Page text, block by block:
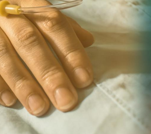
La sieste empêche-t-elle
de dormir la nuit ?
VIH : la fin du comprimé
tous les jours se profile-t-
elle enfin ?